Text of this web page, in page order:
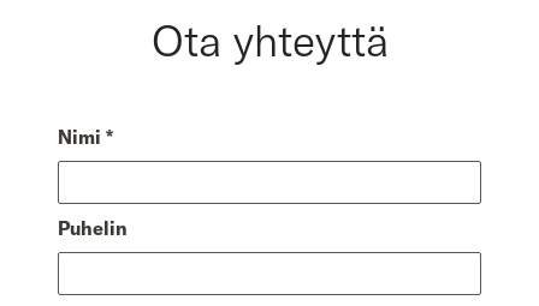
Ota yhteyttä
Nimi *
Puhelin